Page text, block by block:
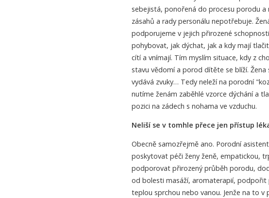
sebejistá, ponořená do procesu porodu a
zásahů a rady personálu nepotřebuje.
podporujeme v jejich přirozené
pohybovat, jak dýchat, jak a kdy mají
cítí a vnímají. Tím myslím situace, kdy z
stavu vědomí a porod dítěte se blíží.
vydává zvuky… Tedy neleží na porodní
nutíme ženám zaběhlé vzorce dýchání a
pozici na zádech s nohama ve vzduchu.
Neliší se v tomhle přece jen přístup
Obecně samozřejmě ano. Porodní
poskytovat péči ženy ženě, empatickou,
podporovat přirozený průběh porodu,
od bolesti masáží, aromaterapií,
teplou sprchou nebo vanou. Jenže na to